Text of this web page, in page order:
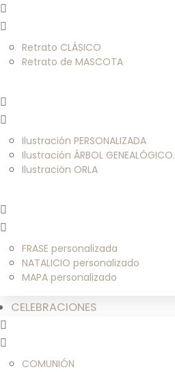
Retrato CLÁSICO
Retrato de MASCOTA
Ilustración PERSONALIZADA
Ilustración ÁRBOL GENEALÓGICO.
Ilustración ORLA
FRASE personalizada
NATALICIO personalizado
MAPA personalizado
CELEBRACIONES
COMUNIÓN